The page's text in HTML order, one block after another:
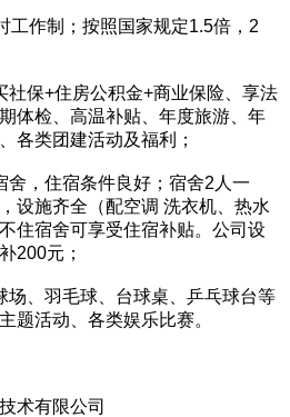
工作制；按照国家规定1.5倍，2
社保+住房公积金+商业保险、享法
体检、高温补贴、年度旅游、年
各类团建活动及福利；
舍，住宿条件良好；宿舍2人一
设施齐全（配空调 洗衣机、热水
住宿舍可享受住宿补贴。公司设
200元；
场、羽毛球、台球桌、乒乓球台等
题活动、各类娱乐比赛。
术有限公司